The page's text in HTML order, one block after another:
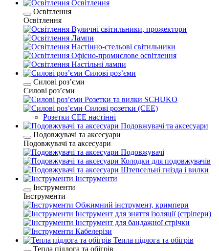
Освітлення
Освітлення
Освітлення
Вуличні світильники, прожектори
Лампи
Настінно-стельові світильники
Офісно-промислове освітлення
Настільні лампи
Силові розʼєми
Силові розʼєми
Силові розʼєми
Розетки та вилки SCHUKO
Силові розетки (CEE)
Розетки CEE настінні
Подовжувачі та аксесуари
Подовжувачі та аксесуари
Подовжувачі та аксесуари
Подовжувачі
Колодки для подовжувачів
Штепсельні гнізда і вилки
Інструменти
Інструменти
Інструменти
Обжимний інструмент, кримпери
Інструмент для зняття ізоляції (стріпери)
Інструмент для бандажної стрічки
Кабелерізи
Тепла підлога та обігрів
Тепла підлога та обігрів